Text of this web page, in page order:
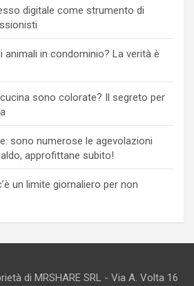
digitale come strumento di
animali in condominio? La verità è
sono colorate? Il segreto per
sono numerose le agevolazioni
approfittane subito!
un limite giornaliero per non
di MRSHARE SRL - Via A. Volta 16